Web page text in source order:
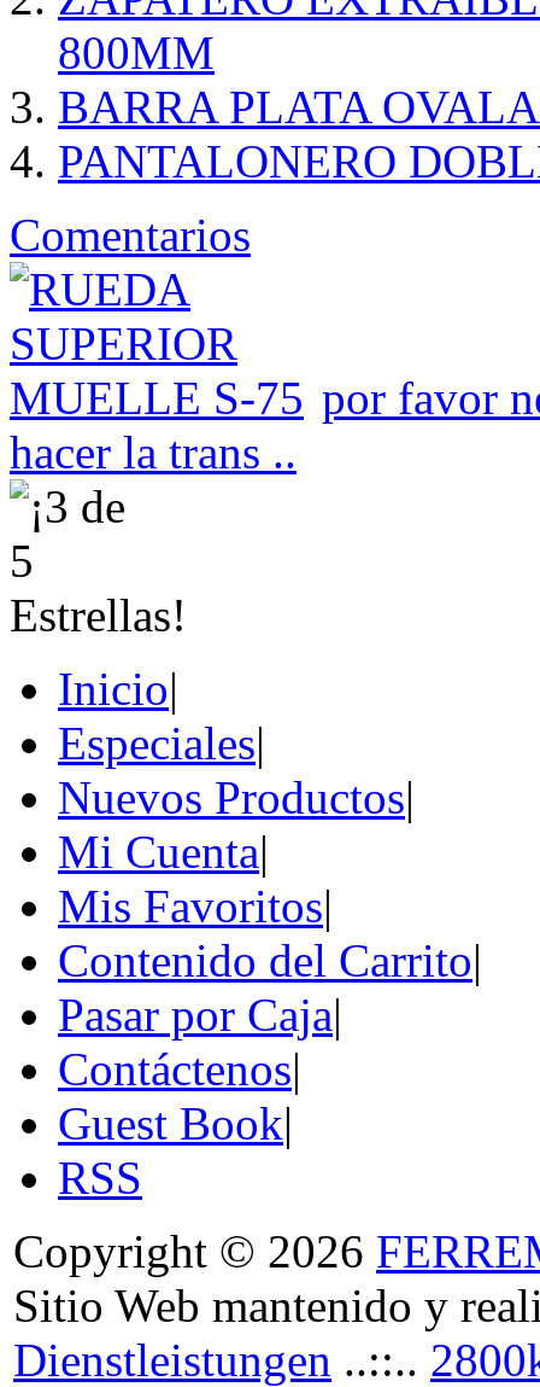
800MM
BARRA PLATA
PANTALONERO
Comentarios
por favor
hacer la trans ..
Inicio|
Especiales|
Nuevos Productos|
Mi Cuenta|
Mis Favoritos|
Contenido del Carrito|
Pasar por Caja|
Contáctenos|
Guest Book|
RSS
Copyright © 2026
Sitio Web mantenido y
Dienstleistungen ..::..